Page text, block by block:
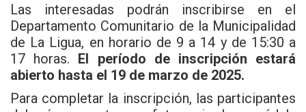
Las interesadas podrán inscribirse en el
Departamento Comunitario de la Municipalidad
de La Ligua, en horario de 9 a 14 y de 15:30 a
17 horas. El período de inscripción estará
abierto hasta el 19 de marzo de 2025.
Para completar la inscripción, las participantes